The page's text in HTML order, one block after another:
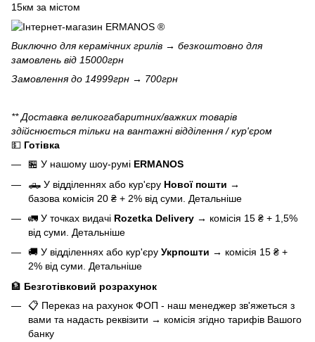
15км за містом
Виключно длякерамічних грилів → безкоштовно для
замовлень від 15000грн
Замовлення до 14999грн → 700грн
** Доставка великогабаритних/важких товарів
здійснюється тільки на вантажні відділення / кур'єром
💵 Готівка
🏪 У нашому шоу-румі ERMANOS
🛻 У відділеннях або кур'єру Нової пошти →
базова комісія 20 ₴ + 2% від суми. Детальніше
🚛 У точках видачі Rozetka Delivery → комісія 15 ₴ + 1,5%
від суми. Детальніше
🚚 У відділеннях або кур'єру Укрпошти → комісія 15 ₴ +
2% від суми. Детальніше
🏦 Безготівковий розрахунок
📋 Переказ на рахунок ФОП - наш менеджер зв'яжеться з
вами та надасть реквізити → комісія згідно тарифів Вашого
банку